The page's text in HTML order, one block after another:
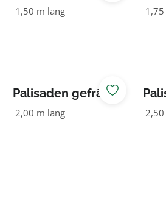
160 NADELHOLZ
1,50 m lang
Palisaden gefräst
160 NADELHOLZ
2,00 m lang